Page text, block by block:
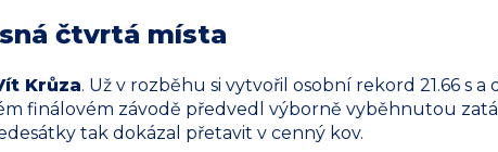
čtvrtá místa
Krůza. Už v rozběhu si vytvořil osobní rekord 21.66 s
finálovém závodě předvedl výborně vyběhnutou
tak dokázal přetavit v cenný kov.